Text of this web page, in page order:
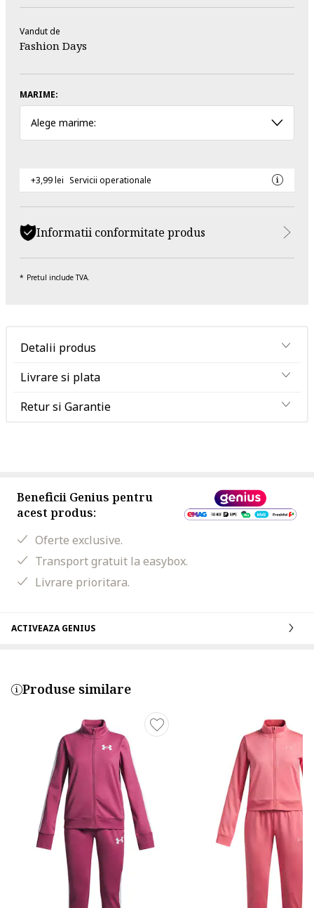
Vandut de
Fashion Days
MARIME:
Alege marime:
+3,99 lei Servicii operationale
Informatii conformitate produs
Pretul include TVA.
Detalii produs
Livrare si plata
Retur si Garantie
Beneficii Genius pentru
acest produs:
Oferte exclusive.
Transport gratuit la easybox.
Livrare prioritara.
ACTIVEAZA GENIUS
Produse similare